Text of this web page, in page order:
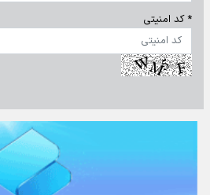
* کد امنیتی